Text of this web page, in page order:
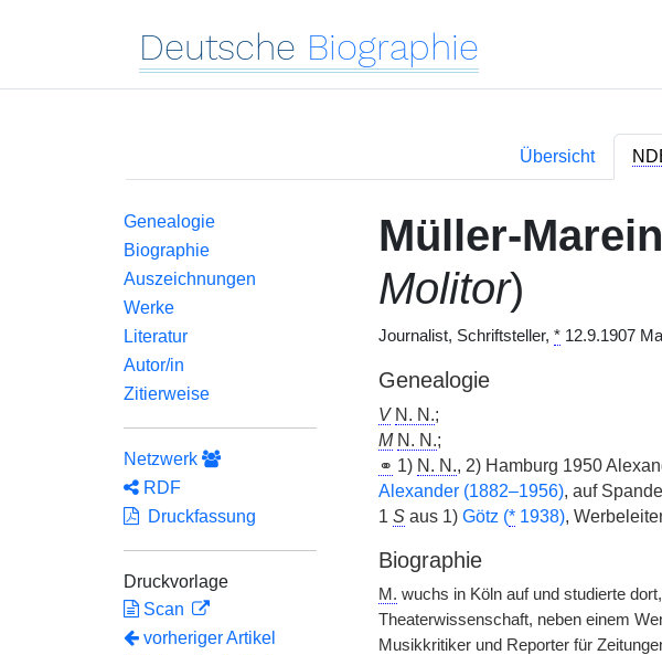
Deutsche Biographie
Übersicht
Genealogie
Biographie
Auszeichnungen
Werke
Literatur
Autor/in
Zitierweise
Netzwerk
RDF
Druckfassung
Druckvorlage
Scan
vorheriger Artikel
Müller-Marein
Molitor)
Journalist, Schriftsteller, *12.9.1907
Genealogie
V N. N.;
M N. N.;
⚭ 1) N. N., 2) Hamburg 1950
Alexander (1882–1956), auf
1 Saus 1) Götz (*1938),
Biographie
M. wuchs in Köln auf und studierte
Theaterwissenschaft, neben einem
Musikkritiker und Reporter für